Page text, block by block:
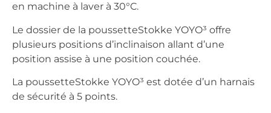
en machine à laver à 30°C.
Le dossier de la poussetteStokke YOYO³ offre
plusieurs positions d’inclinaison allant d’une
position assise à une position couchée.
La poussetteStokke YOYO³ est dotée d’un harnais
de sécurité à 5 points.